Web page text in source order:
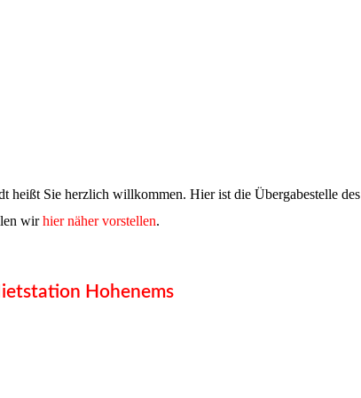
heißt Sie herzlich willkommen. Hier ist die Übergabestelle des
wirhier näher vorstellen.
Hohenems